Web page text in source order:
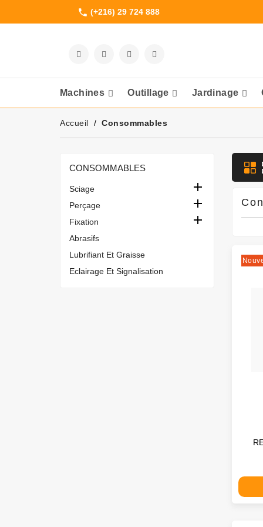
phone (+216) 29 724 888
Machines Outillage Jardinage
Accueil Consommables
CONSOMMABLES
Sciage 
Perçage 
Fixation 
Abrasifs
Lubrifiant Et Graisse
Eclairage Et Signalisation